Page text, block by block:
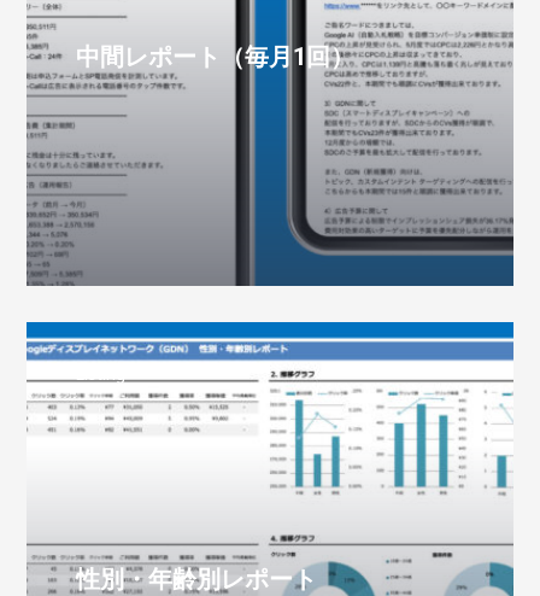
中間レポート（毎月1回）
性別・年齢別レポート
Listing